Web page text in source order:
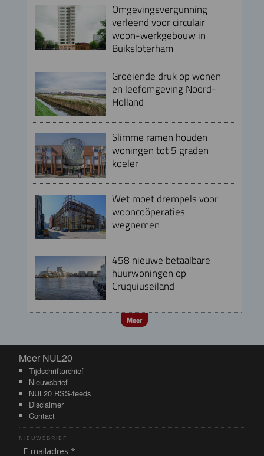
Omgevingsvergunning
verleend voor circulair
woon-werkgebouw in
Buiksloterham
Groeiende druk op wonen
en leefomgeving Noord-
Holland
Slimme ramen houden
woningen tot 5 graden
koeler
Wet moet drempels voor
wooncoöperaties
wegnemen
458 nieuwe betaalbare
huurwoningen op
Cruquiuseiland
Meer
Meer NUL20
Meer NUL20
Tijdschriftarchief
Nieuwsbrief
NUL20 RSS-feeds
Disclaimer
Contact
NIEUWSBRIEF
E-mailadres *